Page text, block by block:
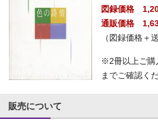
図録価格
通販価格
（図録価格＋
※2冊以上ご購
までご確認く
販売について